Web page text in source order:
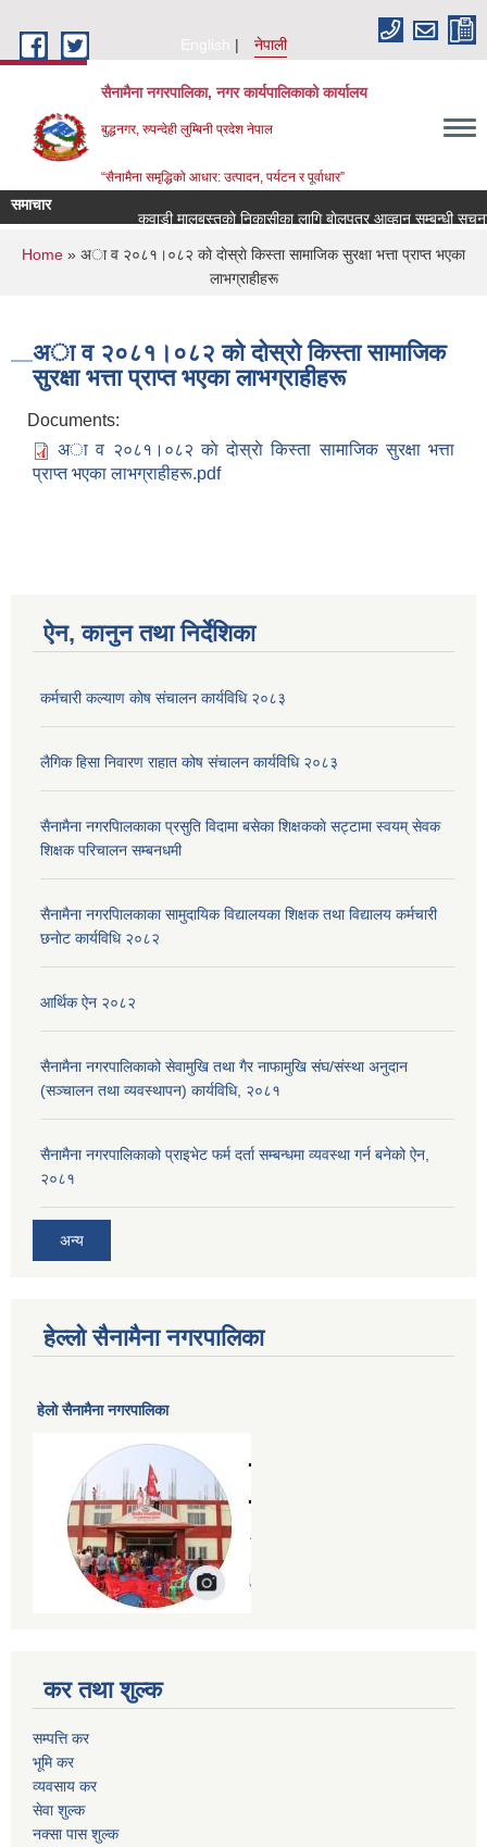
English
नेपाली
सैनामैना नगरपालिका, नगर कार्यपालिकाको कार्यालय
बुद्धनगर, रुपन्देही लुम्बिनी प्रदेश नेपाल
“सैनामैना समृद्धिको आधार: उत्पादन, पर्यटन र पूर्वाधार”
समाचार
कवाडी मालबस्तुकाे निकासीका लागि बाेलपत्र आव्हान सम्बन्धी सूचना
You are here
Home » अा व २०८१।०८२ काे दाेस्राे किस्ता सामाजिक सुरक्षा भत्ता प्राप्त भएका
लाभग्राहीहरू
अा व २०८१।०८२ काे दाेस्राे किस्ता सामाजिक
सुरक्षा भत्ता प्राप्त भएका लाभग्राहीहरू
Documents:
अा व २०८१।०८२ काे दाेस्राे किस्ता सामाजिक सुरक्षा भत्ता
प्राप्त भएका लाभग्राहीहरू.pdf
ऐन, कानुन तथा निर्देशिका
कर्मचारी कल्याण काेष संचालन कार्यविधि २०८३
लैगिक हिसा निवारण राहात कोष संचालन कार्यविधि २०८३
सैनामैना नगरपािलकाका प्रसुति विदामा बसेका शिक्षककाे सट्टामा स्वयम् सेवक
शिक्षक परिचालन सम्बनधमी
सैनामैना नगरपािलकाका सामुदायिक विद्यालयका शिक्षक तथा विद्यालय कर्मचारी
छनाेट कार्यविधि २०८२
आर्थिक ऐन २०८२
सैनामैना नगरपालिकाको सेवामुखि तथा गैर नाफामुखि संघ/संस्था अनुदान
(सञ्चालन तथा व्यवस्थापन) कार्यविधि, २०८१
सैनामैना नगरपालिकाको प्राइभेट फर्म दर्ता सम्बन्धमा व्यवस्था गर्न बनेको ऐन,
२०८१
अन्य
हेल्लो सैनामैना नगरपालिका
हेलाे सैनामैना नगरपालिका
कर तथा शुल्क
सम्पत्ति कर
भूमि कर
व्यवसाय कर
सेवा शुल्क
नक्सा पास शुल्क